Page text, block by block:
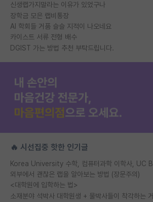
신생랩가지말라는 이유가 있었구나
장학금 모은 랩비통장
AI 학회들 거품 슬슬 지적이 나오네요
카이스트 서류 전형 배수
DGIST 가는 방법 추천 부탁드립니다.
🔥 시선집중 핫한 인기글
외부에서 괜찮은 랩을 알아보는 방법 (장문주의)
<대학원에 입학하는 법>
소재분야 석박사 대학원생 + 물박사들이 착각하는 거